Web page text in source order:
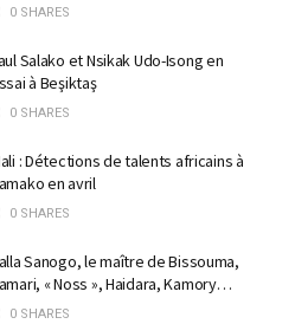
0 SHARES
Salako et Nsikak Udo-Isong en
à Beşiktaş
0 SHARES
: Détections de talents africains à
en avril
0 SHARES
Sanogo, le maître de Bissouma,
« Noss », Haidara, Kamory…
0 SHARES